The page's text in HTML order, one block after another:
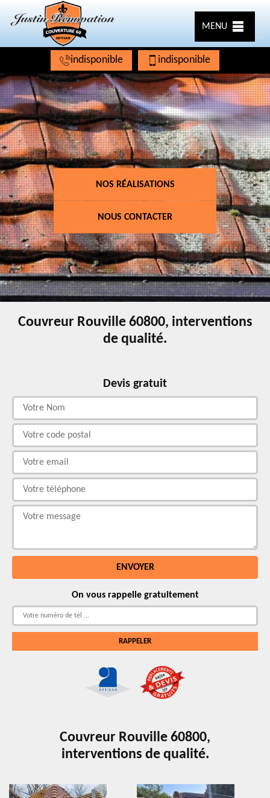
MENU
indisponible indisponible
NOS RÉALISATIONS
NOUS CONTACTER
Couvreur Rouville 60800, interventions
de qualité.
Devis gratuit
On vous rappelle gratuitement
Couvreur Rouville 60800,
interventions de qualité.